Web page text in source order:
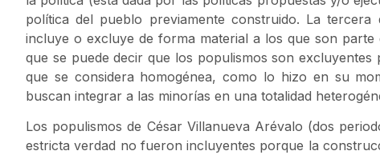
política del pueblo previamente construido. La
incluye o excluye de forma material a los que son
que se puede decir que los populismos son
que se considera homogénea, como lo hizo en su
buscan integrar a las minorías en una totalidad
Los populismos de César Villanueva Arévalo (dos
estricta verdad no fueron incluyentes porque la